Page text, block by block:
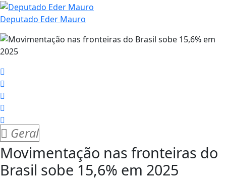
Deputado Eder Mauro
Geral
Movimentação nas fronteiras do
Brasil sobe 15,6% em 2025